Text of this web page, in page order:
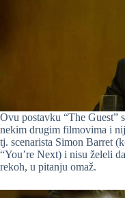
Ovu postavku “The Guest”
nekim drugim filmovima i
tj. scenarista Simon Barret
“You’re Next) i nisu želeli
rekoh, u pitanju omaž.